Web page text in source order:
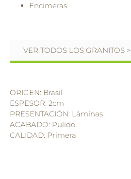
Encimeras.
VER TODOS LOS GRANITOS >
ORIGEN: Brasil
ESPESOR: 2cm
PRESENTACIÓN: Láminas
ACABADO: Pulido
CALIDAD: Primera